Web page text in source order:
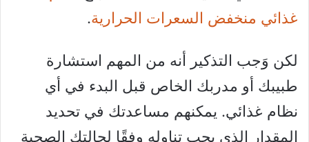
غذائي منخفض السعرات الحرارية.
لكن وَجب التذكير أنه من المهم استشارة
طبيبك أو مدربك الخاص قبل البدء في أي
نظام غذائي. يمكنهم مساعدتك في تحديد
المقدار الذي يجب تناوله وفقًا لحالتك الصحية